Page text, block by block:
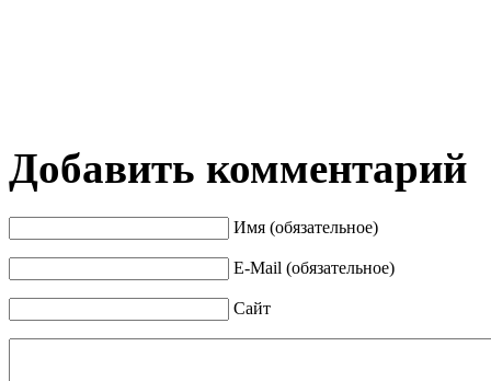
Добавить комментарий
Имя (обязательное)
E-Mail (обязательное)
Сайт